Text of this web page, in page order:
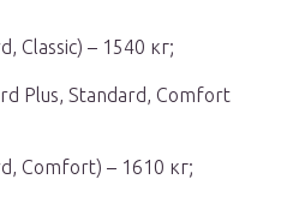
Classic) – 1540 кг;
Plus, Standard, Comfort
Comfort) – 1610 кг;